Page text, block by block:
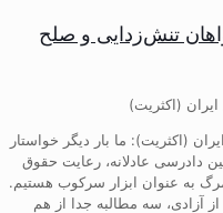
تنش‌زدایی و صلح
(اکثریت)
(اکثریت): ما بار دیگر خواستار
دادرسی عادلانه، رعایت حقوق
به عنوان ابزار سرکوب هستیم.
آزادی، سه مطالبه جدا از هم